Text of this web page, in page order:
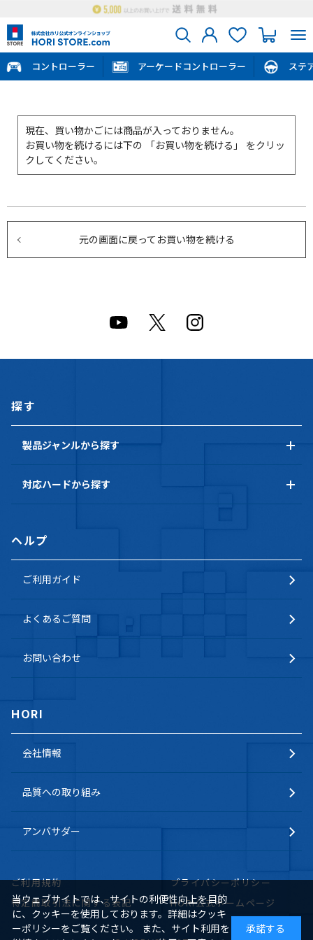
コントローラー アーケードコントローラー ステ
現在、買い物かごには商品が入っておりません。
お買い物を続けるには下の 「お買い物を続ける」 をクリッ
クしてください。
元の画面に戻ってお買い物を続ける
探す
製品ジャンルから探す
対応ハードから探す
ヘルプ
ご利用ガイド
よくあるご質問
お問い合わせ
HORI
会社情報
品質への取り組み
アンバサダー
ご利用規約
プライバシーポリシー
特定商取引法に関する表記
HORI公式ホームページ
当ウェブサイトでは、サイトの利便性向上を目的
に、クッキーを使用しております。詳細はクッキ
ーポリシーをご覧ください。 また、サイト利用を
承諾する